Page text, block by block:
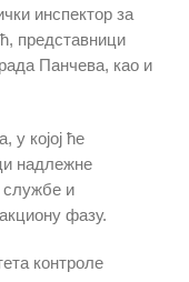
инспектор за
представници
Панчева, као и
у којој ће
надлежне
службе и
фазу.
контроле